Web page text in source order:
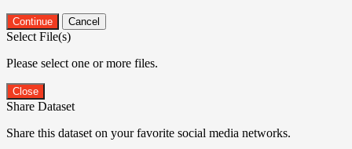
Continue Cancel
Select File(s)
Please select one or more files.
Close
Share Dataset
Share this dataset on your favorite social media networks.